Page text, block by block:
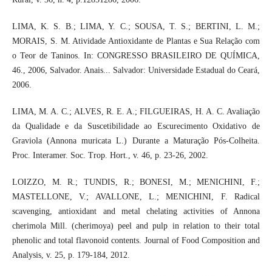
LIMA, K. S. B.; LIMA, Y. C.; SOUSA, T. S.; BERTINI, L. M.;
MORAIS, S. M. Atividade Antioxidante de Plantas e Sua Relação com
o Teor de Taninos. In: CONGRESSO BRASILEIRO DE QUÍMICA,
46., 2006, Salvador. Anais... Salvador: Universidade Estadual do Ceará,
2006.
LIMA, M. A. C.; ALVES, R. E. A.; FILGUEIRAS, H. A. C. Avaliação
da Qualidade e da Suscetibilidade ao Escurecimento Oxidativo de
Graviola (Annona muricata L.) Durante a Maturação Pós-Colheita.
Proc. Interamer. Soc. Trop. Hort., v. 46, p. 23-26, 2002.
LOIZZO, M. R.; TUNDIS, R.; BONESI, M.; MENICHINI, F.;
MASTELLONE, V.; AVALLONE, L.; MENICHINI, F. Radical
scavenging, antioxidant and metal chelating activities of Annona
cherimola Mill. (cherimoya) peel and pulp in relation to their total
phenolic and total flavonoid contents. Journal of Food Composition and
Analysis, v. 25, p. 179-184, 2012.